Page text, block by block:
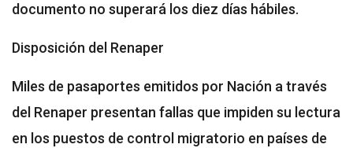
documento no superará los diez días hábiles.
Disposición del Renaper
Miles de pasaportes emitidos por Nación a través
del Renaper presentan fallas que impiden su lectura
en los puestos de control migratorio en países de